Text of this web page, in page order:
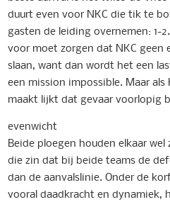
duurt even voor NKC die tik te
gasten de leiding overnemen: 1-
voor moet zorgen dat NKC geen
slaan, want dan wordt het een
een mission impossible. Maar als
maakt lijkt dat gevaar voorlopig
evenwicht
Beide ploegen houden elkaar
die zin dat bij beide teams de
dan de aanvalslinie. Onder de
vooral daadkracht en dynamiek,